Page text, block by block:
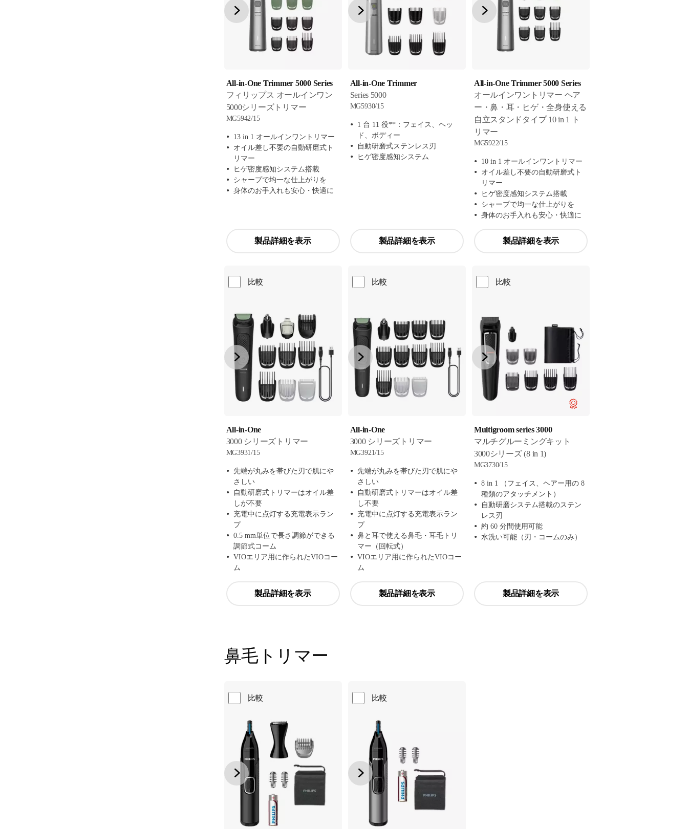
All-in-One Trimmer 5000 Series
フィリップス オールインワン
5000シリーズトリマー
MG5942/15
13 in 1 オールインワントリマー
オイル差し不要の自動研磨式ト
リマー
ヒゲ密度感知システム搭載
シャープで均一な仕上がりを
身体のお手入れも安心・快適に
製品詳細を表示
All-in-One Trimmer
Series 5000
MG5930/15
1 台 11 役**：フェイス、ヘッ
ド、ボディー
自動研磨式ステンレス刃
ヒゲ密度感知システム
製品詳細を表示
All-in-One Trimmer 5000 Series
オールインワントリマー ヘア
ー・鼻・耳・ヒゲ・全身使える
自立スタンドタイプ 10 in 1 ト
リマー
MG5922/15
10 in 1 オールインワントリマー
オイル差し不要の自動研磨式ト
リマー
ヒゲ密度感知システム搭載
シャープで均一な仕上がりを
身体のお手入れも安心・快適に
製品詳細を表示
比較
All-in-One
3000 シリーズトリマー
MG3931/15
先端が丸みを帯びた刃で肌にや
さしい
自動研磨式トリマーはオイル差
しが不要
充電中に点灯する充電表示ラン
プ
0.5 mm単位で長さ調節ができる
調節式コーム
VIOエリア用に作られたVIOコー
ム
製品詳細を表示
比較
All-in-One
3000 シリーズトリマー
MG3921/15
先端が丸みを帯びた刃で肌にや
さしい
自動研磨式トリマーはオイル差
し不要
充電中に点灯する充電表示ラン
プ
鼻と耳で使える鼻毛・耳毛トリ
マー（回転式）
VIOエリア用に作られたVIOコー
ム
製品詳細を表示
比較
Multigroom series 3000
マルチグルーミングキット
3000シリーズ (8 in 1)
MG3730/15
8 in 1 （フェイス、ヘアー用の 8
種類のアタッチメント）
自動研磨システム搭載のステン
レス刃
約 60 分間使用可能
水洗い可能（刃・コームのみ）
製品詳細を表示
鼻毛トリマー
比較 比較